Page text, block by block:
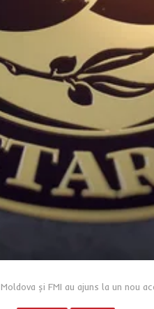
Moldova și FMI au ajuns la un nou